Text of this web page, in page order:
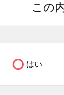
この
はい